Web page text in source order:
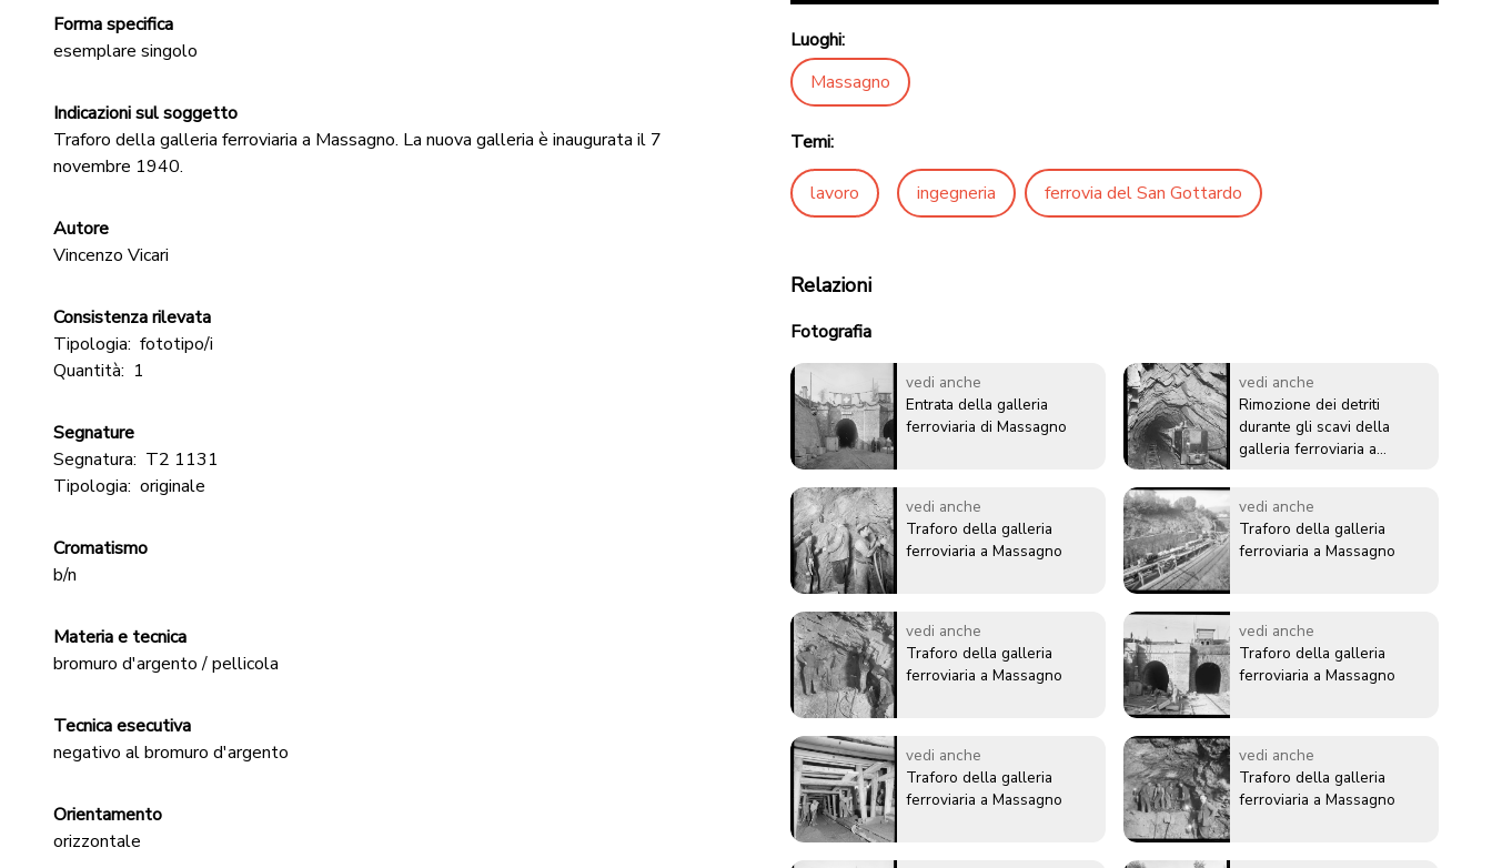
Forma specifica
esemplare singolo
Indicazioni sul soggetto
Traforo della galleria ferroviaria a Massagno. La nuova galleria è inaugurata il 7
novembre 1940.
Autore
Vincenzo Vicari
Consistenza rilevata
Tipologia: fototipo/i
Quantità: 1
Segnature
Segnatura: T2 1131
Tipologia: originale
Cromatismo
b/n
Materia e tecnica
bromuro d'argento / pellicola
Tecnica esecutiva
negativo al bromuro d'argento
Orientamento
orizzontale
Luoghi:
Massagno
Temi:
lavoro ingegneria ferrovia del San Gottardo
Relazioni
Fotografia
vedi anche
Entrata della galleria
ferroviaria di Massagno
vedi anche
Rimozione dei detriti
durante gli scavi della
galleria ferroviaria a
vedi anche
Traforo della galleria
ferroviaria a Massagno
vedi anche
Traforo della galleria
ferroviaria a Massagno
vedi anche
Traforo della galleria
ferroviaria a Massagno
vedi anche
Traforo della galleria
ferroviaria a Massagno
vedi anche
Traforo della galleria
ferroviaria a Massagno
vedi anche
Traforo della galleria
ferroviaria a Massagno